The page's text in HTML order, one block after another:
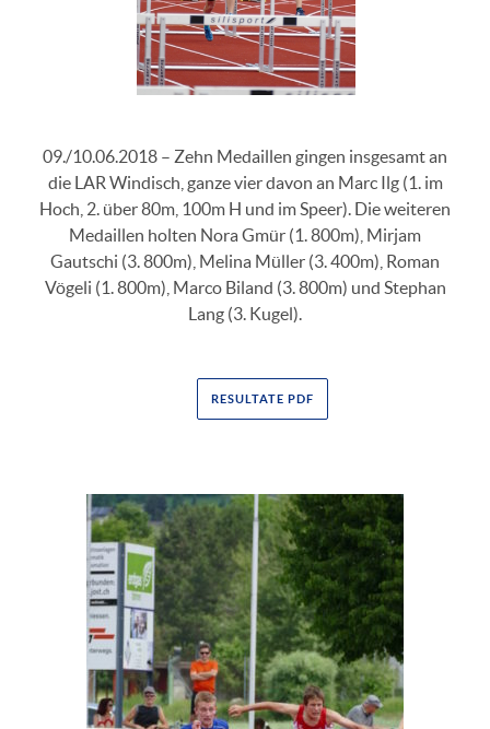
09./10.06.2018 – Zehn Medaillen gingen insgesamt an
die LAR Windisch, ganze vier davon an Marc Ilg (1. im
Hoch, 2. über 80m, 100m H und im Speer). Die weiteren
Medaillen holten Nora Gmür (1. 800m), Mirjam
Gautschi (3. 800m), Melina Müller (3. 400m), Roman
Vögeli (1. 800m), Marco Biland (3. 800m) und Stephan
Lang (3. Kugel).
RESULTATE PDF